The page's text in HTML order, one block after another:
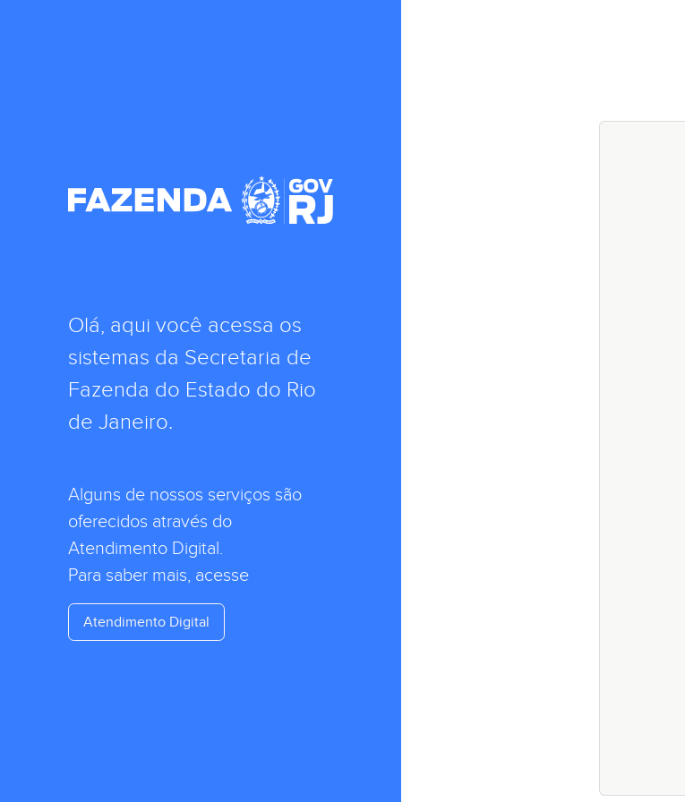
Olá, aqui você acessa os
sistemas da Secretaria de
Fazenda do Estado do Rio
de Janeiro.
Alguns de nossos serviços são
oferecidos através do
Atendimento Digital.
Para saber mais, acesse
Atendimento Digital